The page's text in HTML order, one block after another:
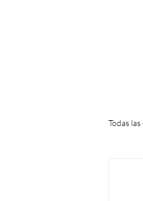
Todas